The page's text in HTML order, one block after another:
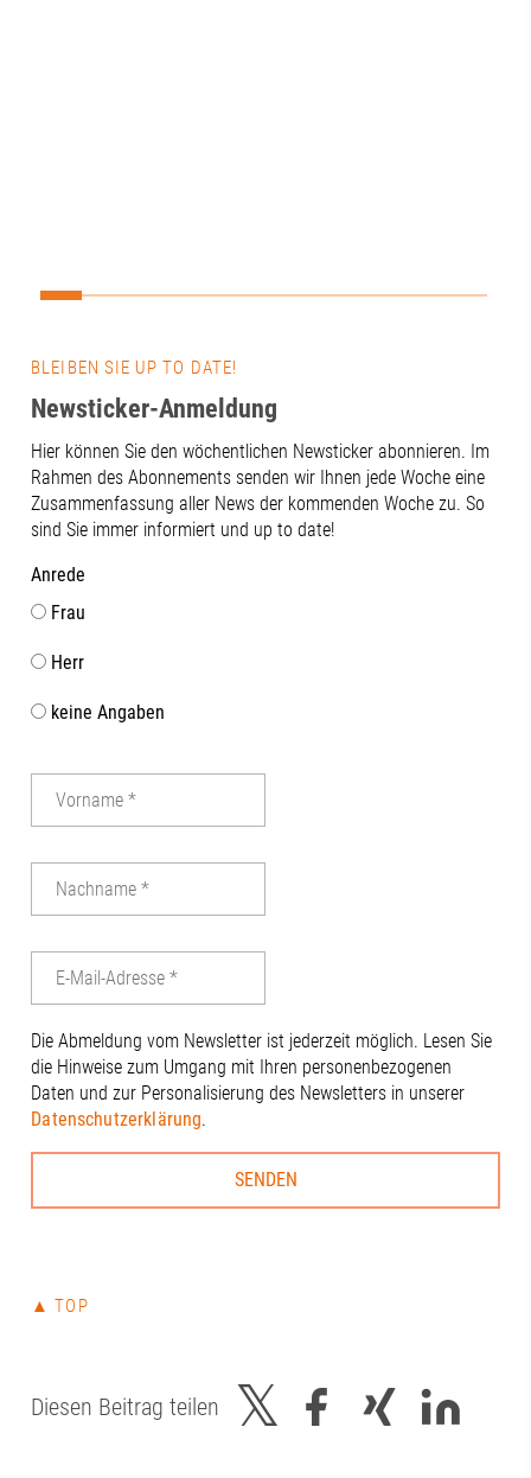
Darüber hinaus lernten wir hier im
über die frühe Wasserversorgung der
Stadt Augsburg. 🚰Ein super Tipp für
einen entspannten Team-Ausflug! 🙌👉
Was war Ihr coolster Team-Ausflug?
Schreiben Sie uns Ihre Tipps in die
Kommentare! #RegionAugsburg
#Handwerk #team
BLEIBEN SIE UP TO DATE!
Newsticker-Anmeldung
Hier können Sie den wöchentlichen Newsticker abonnieren. Im
Rahmen des Abonnements senden wir Ihnen jede Woche eine
Zusammenfassung aller News der kommenden Woche zu. So
sind Sie immer informiert und up to date!
Anrede
Frau
Herr
keine Angaben
Die Abmeldung vom Newsletter ist jederzeit möglich. Lesen Sie
die Hinweise zum Umgang mit Ihren personenbezogenen
Daten und zur Personalisierung des Newsletters in unserer
Datenschutzerklärung.
▲ TOP
Diesen Beitrag teilen